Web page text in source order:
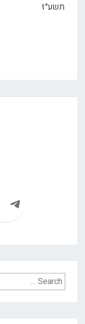
תשע"ז
Search
for: